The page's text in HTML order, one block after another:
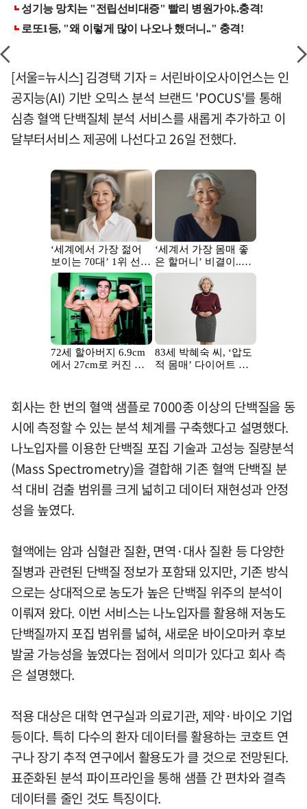
[서울=뉴시스] 김경택 기자 = 서린바이오사이언스는 인
공지능(AI) 기반 오믹스 분석 브랜드 'POCUS'를 통해
심층 혈액 단백질체 분석 서비스를 새롭게 추가하고 이
달부터서비스 제공에 나선다고 26일 전했다.
회사는 한 번의 혈액 샘플로 7000종 이상의 단백질을 동
시에 측정할 수 있는 분석 체계를 구축했다고 설명했다.
나노입자를 이용한 단백질 포집 기술과 고성능 질량분석
(Mass Spectrometry)을 결합해 기존 혈액 단백질 분
석 대비 검출 범위를 크게 넓히고 데이터 재현성과 안정
성을 높였다.
혈액에는 암과 심혈관 질환, 면역·대사 질환 등 다양한
질병과 관련된 단백질 정보가 포함돼 있지만, 기존 방식
으로는 상대적으로 농도가 높은 단백질 위주의 분석이
이뤄져 왔다. 이번 서비스는 나노입자를 활용해 저농도
단백질까지 포집 범위를 넓혀, 새로운 바이오마커 후보
발굴 가능성을 높였다는 점에서 의미가 있다고 회사 측
은 설명했다.
적용 대상은 대학 연구실과 의료기관, 제약·바이오 기업
등이다. 특히 다수의 환자 데이터를 활용하는 코호트 연
구나 장기 추적 연구에서 활용도가 클 것으로 전망된다.
표준화된 분석 파이프라인을 통해 샘플 간 편차와 결측
데이터를 줄인 것도 특징이다.